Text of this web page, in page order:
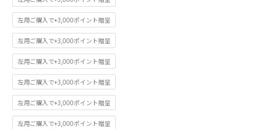
左用ご購入で+3,000ポイント贈呈
左用ご購入で+3,000ポイント贈呈
左用ご購入で+3,000ポイント贈呈
左用ご購入で+3,000ポイント贈呈
左用ご購入で+3,000ポイント贈呈
左用ご購入で+3,000ポイント贈呈